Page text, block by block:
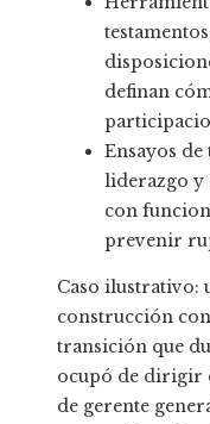
definan
Ensayos de
liderazgo y
con
prevenir
Caso ilustrativo:
construcción
transición que
ocupó de dirigir
de gerente